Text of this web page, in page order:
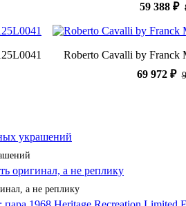
59 388 ₽
Roberto Cavalli by Franck
69 972 ₽
а не реплику